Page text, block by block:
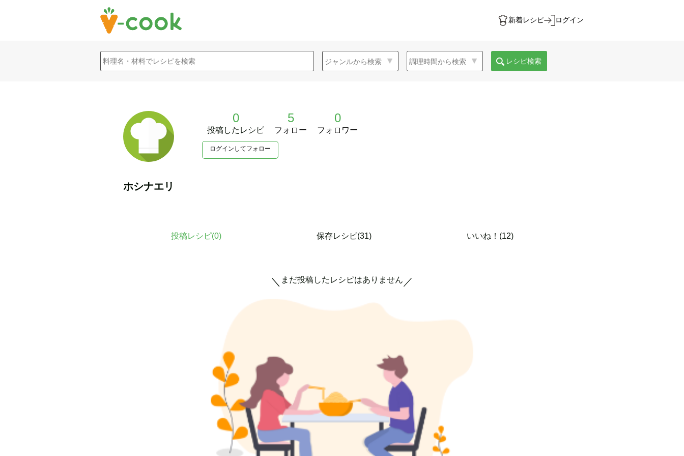
新着レシピ ログイン
レシピ検索
0
投稿したレシピ
5
フォロー
0
フォロワー
ログインしてフォロー
ホシナエリ
投稿レシピ(0) 保存レシピ(31) いいね！(12)
＼ まだ投稿したレシピはありません ／